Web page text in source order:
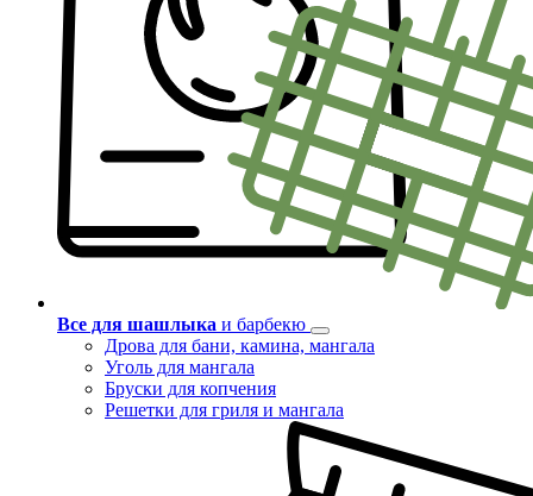
Все для шашлыка и барбекю
Дрова для бани, камина, мангала
Уголь для мангала
Бруски для копчения
Решетки для гриля и мангала